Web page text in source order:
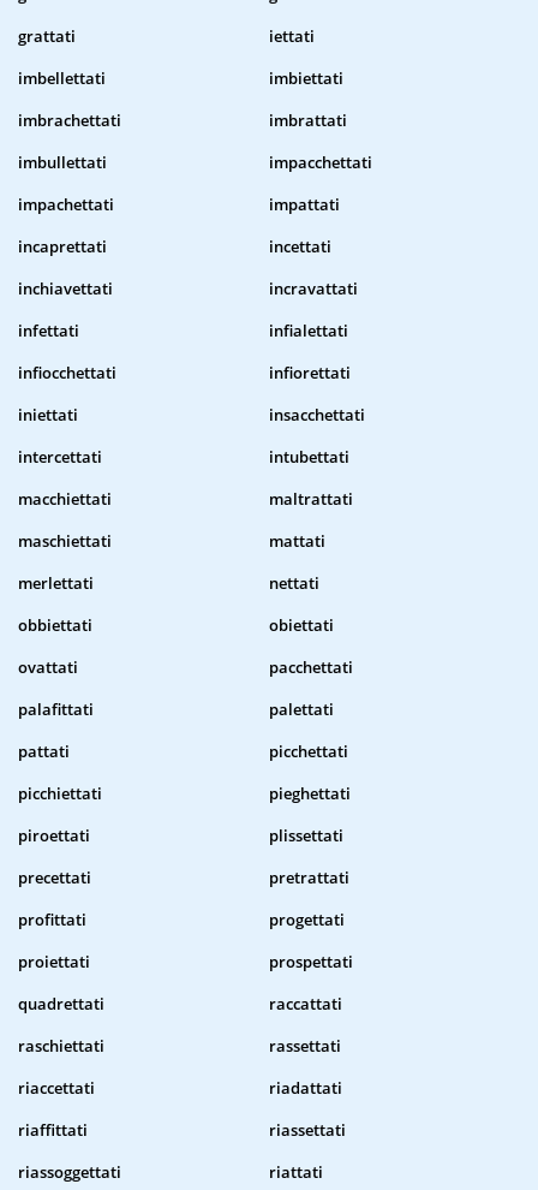
grattati
iettati
imbellettati
imbiettati
imbrachettati
imbrattati
imbullettati
impacchettati
impachettati
impattati
incaprettati
incettati
inchiavettati
incravattati
infettati
infialettati
infiocchettati
infiorettati
iniettati
insacchettati
intercettati
intubettati
macchiettati
maltrattati
maschiettati
mattati
merlettati
nettati
obbiettati
obiettati
ovattati
pacchettati
palafittati
palettati
pattati
picchettati
picchiettati
pieghettati
piroettati
plissettati
precettati
pretrattati
profittati
progettati
proiettati
prospettati
quadrettati
raccattati
raschiettati
rassettati
riaccettati
riadattati
riaffittati
riassettati
riassoggettati
riattati